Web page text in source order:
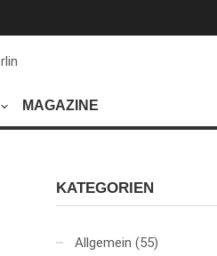
MAGAZINE
KATEGORIEN
Allgemein (55)